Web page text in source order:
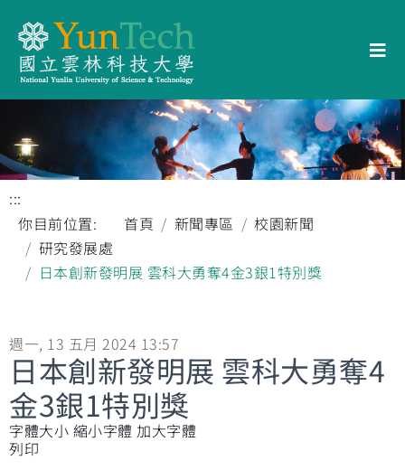
:::
你目前位置:
首頁 新聞專區
校園新聞
研究發展處
日本創新發明展 雲科大勇奪4金3銀1特別獎
週一, 13 五月 2024 13:57
日本創新發明展 雲科大勇奪4
金3銀1特別獎
字體大小 縮小字體 加大字體
列印